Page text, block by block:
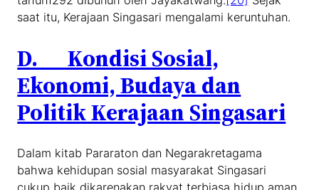
saat itu, Kerajaan Singasari mengalami keruntuhan.
D. Kondisi Sosial,
Ekonomi, Budaya dan
Politik Kerajaan Singasari
Dalam kitab Pararaton dan Negarakretagama
bahwa kehidupan sosial masyarakat Singasari